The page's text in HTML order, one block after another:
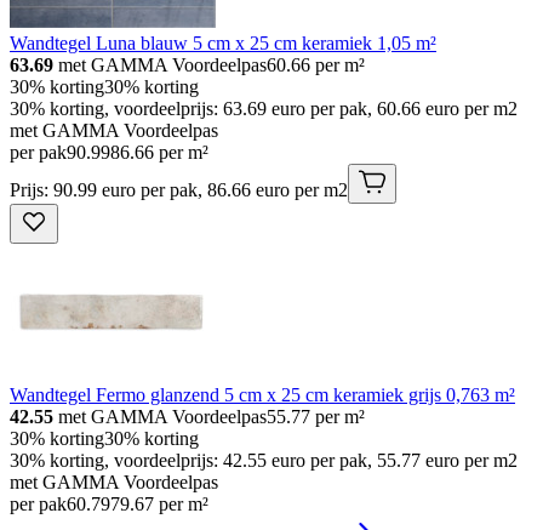
Wandtegel Luna blauw 5 cm x 25 cm keramiek 1,05 m²
63.69 met GAMMA Voordeelpas60.66 per m²
30% korting30% korting
30% korting, voordeelprijs: 63.69 euro per pak, 60.66 euro per m2
met GAMMA Voordeelpas
per pak90.9986.66 per m²
Prijs: 90.99 euro per pak, 86.66 euro per m2
Wandtegel Fermo glanzend 5 cm x 25 cm keramiek grijs 0,763 m²
42.55 met GAMMA Voordeelpas55.77 per m²
30% korting30% korting
30% korting, voordeelprijs: 42.55 euro per pak, 55.77 euro per m2
met GAMMA Voordeelpas
per pak60.7979.67 per m²